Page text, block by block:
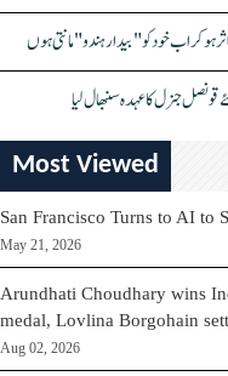
کر اب خود کو "بیدار ہندو" مانتی ہوں
جنرل کا عہدہ سنبھال لیا
Most Viewed
San Francisco Turns to AI to
May 21, 2026
Arundhati Choudhary wins
medal, Lovlina Borgohain
Aug 02, 2026